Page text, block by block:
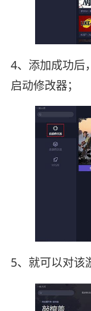
4、添加成功后
启动修改器；
5、就可以对该